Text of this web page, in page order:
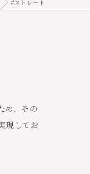
#ストレート
め、その
現してお